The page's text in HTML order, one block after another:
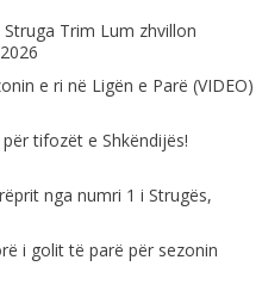
Trim Lum zhvillon
e ri në Ligën e Parë (VIDEO)
tifozët e Shkëndijës!
nga numri 1 i Strugës,
i golit të parë për sezonin